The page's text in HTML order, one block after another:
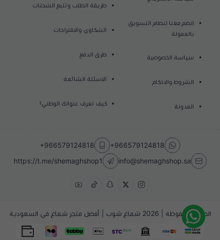
انضم معنا لنظام التسويق
بالعمولة
سياسة الخصوصية
الشروط والاحكام
المدونة
طريقة الطلب وتتبع الشحنات
الشكاوي والاقتراحات
طرق الدفع
الاسئلة الشائعة
كيف تعرف عنوانك الوطني؟
+966579124818
+966579124818
info@shemaghshop.sa
https://t.me/shemaghshop1
الحقوق محفوظة | 2026 شماغ شوب | أفضل متجر شماغ في السعودية